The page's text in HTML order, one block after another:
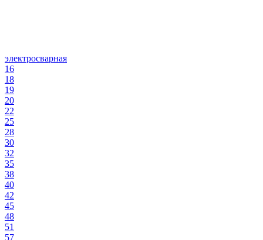
электросварная
16
18
19
20
22
25
28
30
32
35
38
40
42
45
48
51
57